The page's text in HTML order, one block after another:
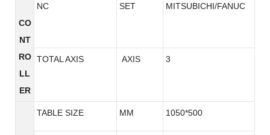
CO
NT
RO
LL
ER
NC SET MITSUBICHI/FANUC
TOTAL AXIS AXIS 3
TABLE SIZE MM 1050*500